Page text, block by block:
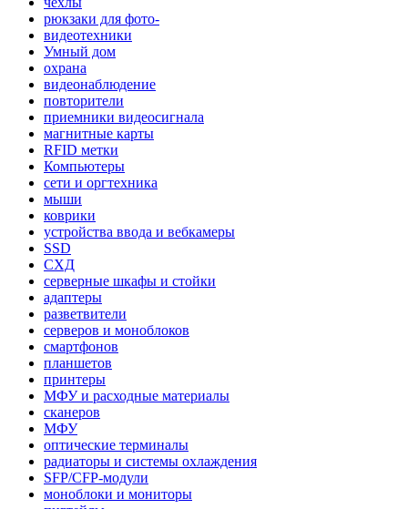
рюкзаки для фото-
видеотехники
Умный дом
охрана
видеонаблюдение
повторители
приемники видеосигнала
магнитные карты
RFID метки
Компьютеры
сети и оргтехника
мыши
коврики
устройства ввода и вебкамеры
SSD
СХД
серверные шкафы и стойки
адаптеры
разветвители
серверов и моноблоков
смартфонов
планшетов
принтеры
МФУ и расходные материалы
сканеров
МФУ
оптические терминалы
радиаторы и системы охлаждения
SFP/CFP-модули
моноблоки и мониторы